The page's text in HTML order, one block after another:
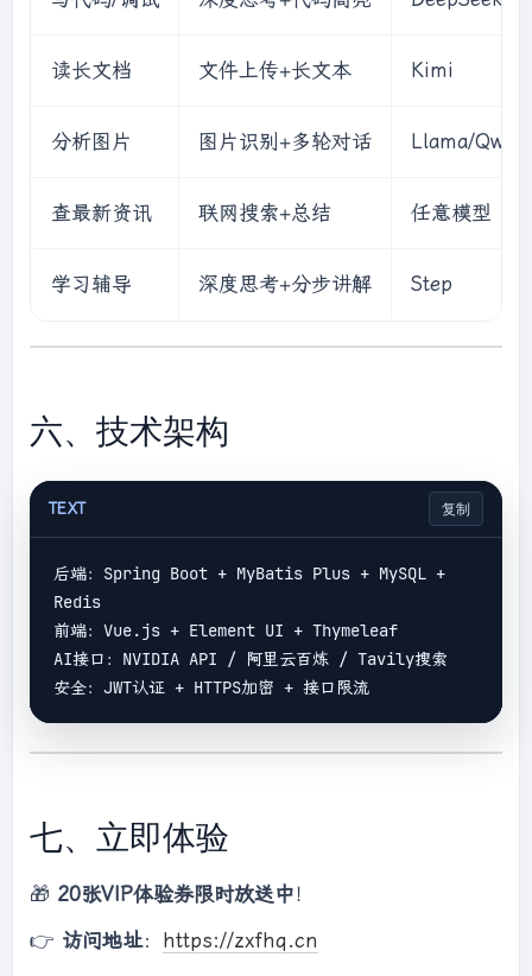
读长文档 文件上传+长文本 Kimi
分析图片 图片识别+多轮对话 Llama/Qwen
查最新资讯 联网搜索+总结 任意模型
学习辅导 深度思考+分步讲解 Step
六、技术架构
TEXT 复制
后端：Spring Boot + MyBatis Plus + MySQL +
Redis
前端：Vue.js + Element UI + Thymeleaf
AI接口：NVIDIA API / 阿里云百炼 / Tavily搜索
七、立即体验
🎁 20张VIP体验券限时放送中！
👉 访问地址： https://zxfhq.cn